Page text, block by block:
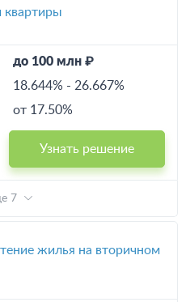
квартиры
до 100 млн ₽
18.644% - 26.667%
от 17.50%
Узнать решение
7
жилья на вторичном